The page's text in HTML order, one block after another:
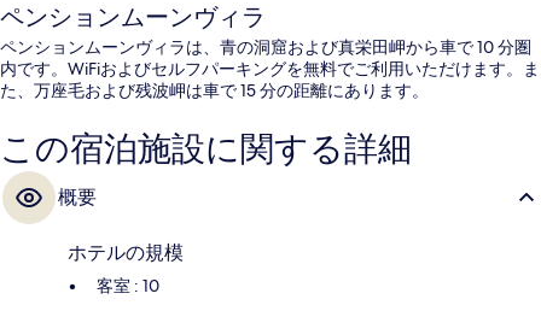
ペンションムーンヴィラ
ペンションムーンヴィラは、青の洞窟および真栄田岬から車で 10 分圏
内です。WiFiおよびセルフパーキングを無料でご利用いただけます。ま
た、万座毛および残波岬は車で 15 分の距離にあります。
この宿泊施設に関する詳細
概要
ホテルの規模
客室 : 10